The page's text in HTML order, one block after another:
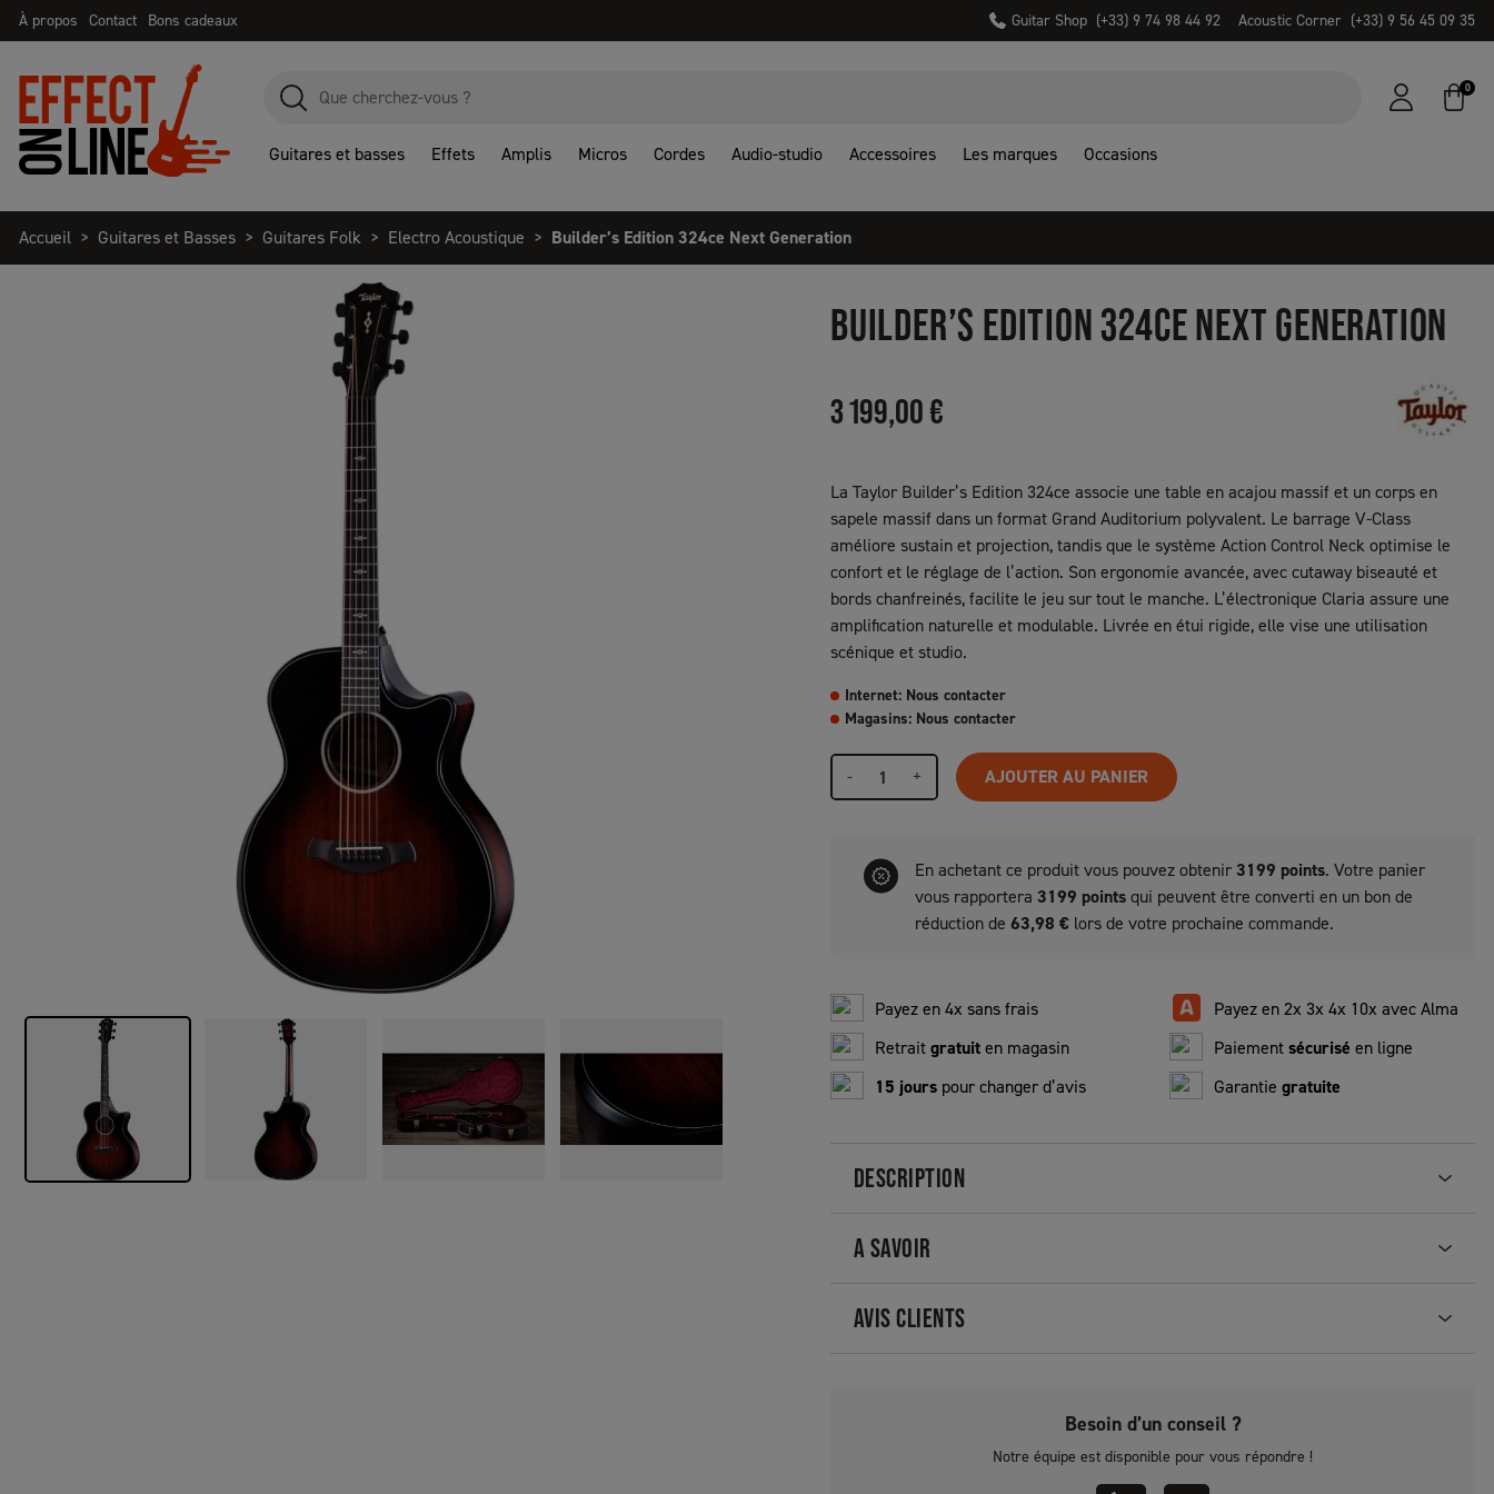
À propos Contact Bons cadeaux Guitar Shop (+33) 9 74 98 44 92 Acoustic Corner (+33) 9 56 45 09 35
0
Guitares et basses Effets Amplis Micros Cordes Audio-studio Accessoires Les marques Occasions
Accueil Guitares et Basses Guitares Folk Electro Acoustique Builder’s Edition 324ce Next Generation
BUILDER’S EDITION 324CE NEXT GENERATION
3 199,00 €
La Taylor Builder’s Edition 324ce associe une table en acajou massif et un corps en
sapele massif dans un format Grand Auditorium polyvalent. Le barrage V-Class
améliore sustain et projection, tandis que le système Action Control Neck optimise le
confort et le réglage de l’action. Son ergonomie avancée, avec cutaway biseauté et
bords chanfreinés, facilite le jeu sur tout le manche. L’électronique Claria assure une
amplification naturelle et modulable. Livrée en étui rigide, elle vise une utilisation
scénique et studio.
Internet: Nous contacter
Magasins: Nous contacter
- + AJOUTER AU PANIER
En achetant ce produit vous pouvez obtenir3199 points. Votre panier
vous rapportera 3199 pointsqui peuvent être converti en un bon de
réduction de 63,98 € lors de votre prochaine commande.
Payez en 4x sans frais
Payez en 2x 3x 4x 10x avec Alma
Retraitgratuiten magasin Paiementsécurisé en ligne
15 jours pour changer d’avis Garantie gratuite
DESCRIPTION
A SAVOIR
AVIS CLIENTS
Besoin d’un conseil ?
Notre équipe est disponible pour vous répondre !